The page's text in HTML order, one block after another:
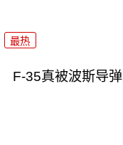
最热
F-35真被波斯导